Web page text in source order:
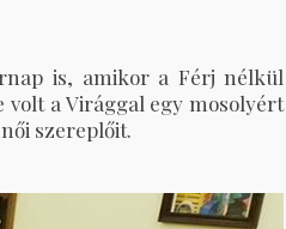
is, amikor a Férj nélkül
volt a Virággal egy mosolyért
szereplőit.